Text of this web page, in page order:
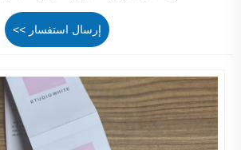
إرسال استفسار >>